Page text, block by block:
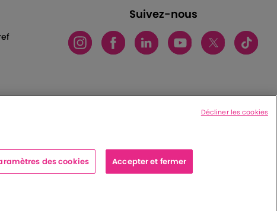
Suivez-nous
cedex - France
|Charte de protection des données personnelles
des cookies Accepter et fermer
Décliner les cookies